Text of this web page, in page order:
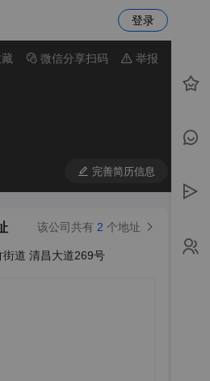
登录
微信分享扫码 举报
完善简历信息
该公司共有 2 个地址
街道 清昌大道269号